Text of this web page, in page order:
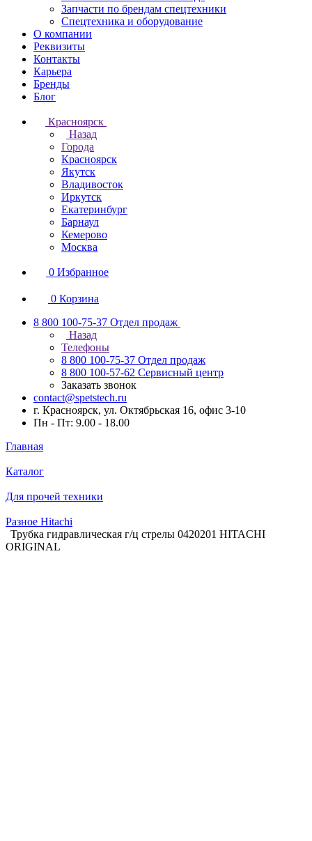
Запчасти по брендам спецтехники
Спецтехника и оборудование
О компании
Реквизиты
Контакты
Карьера
Бренды
Блог
Красноярск
Назад
Города
Красноярск
Якутск
Владивосток
Иркутск
Екатеринбург
Барнаул
Кемерово
Москва
0 Избранное
0 Корзина
8 800 100-75-37 Отдел продаж
Назад
Телефоны
8 800 100-75-37 Отдел продаж
8 800 100-57-62 Сервисный центр
Заказать звонок
contact@spetstech.ru
г. Красноярск, ул. Октябрьская 16, офис 3-10
Пн - Пт: 9.00 - 18.00
Главная
Каталог
Для прочей техники
Разное Hitachi
Трубка гидравлическая г/ц стрелы 0420201 HITACHI
ORIGINAL